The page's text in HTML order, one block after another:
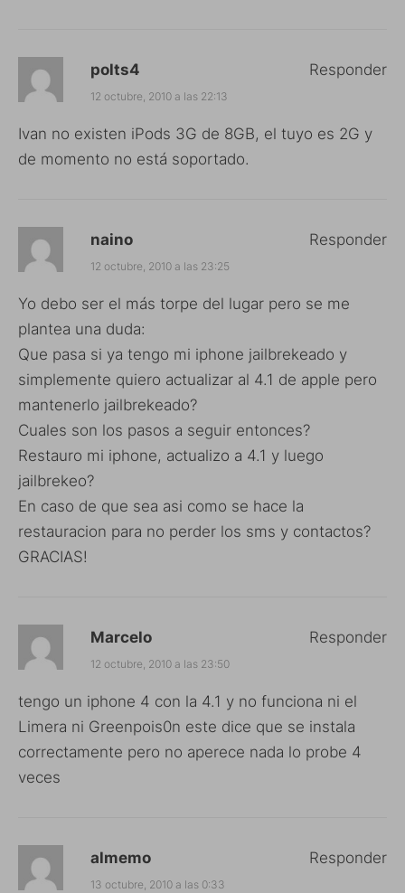
polts4
12 octubre, 2010 a las 22:13
Ivan no existen iPods 3G de 8GB, el tuyo es 2G y
de momento no está soportado.
Responder
naino
12 octubre, 2010 a las 23:25
Yo debo ser el más torpe del lugar pero se me
plantea una duda:
Que pasa si ya tengo mi iphone jailbrekeado y
simplemente quiero actualizar al 4.1 de apple pero
mantenerlo jailbrekeado?
Cuales son los pasos a seguir entonces?
Restauro mi iphone, actualizo a 4.1 y luego
jailbrekeo?
En caso de que sea asi como se hace la
restauracion para no perder los sms y contactos?
GRACIAS!
Responder
Marcelo
12 octubre, 2010 a las 23:50
tengo un iphone 4 con la 4.1 y no funciona ni el
Limera ni Greenpois0n este dice que se instala
correctamente pero no aperece nada lo probe 4
veces
Responder
almemo
13 octubre, 2010 a las 0:33
Responder